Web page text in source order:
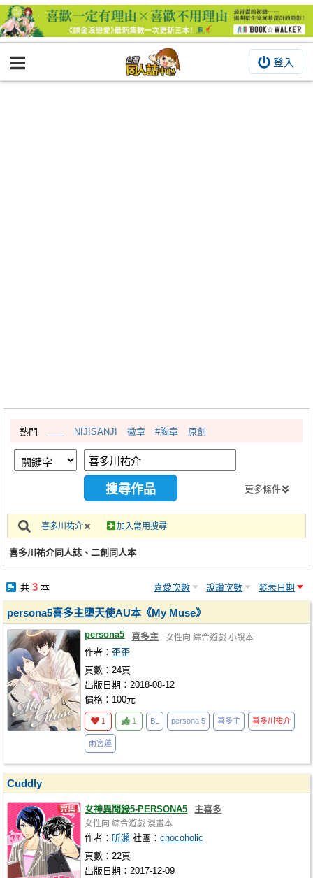
登入
BOOKY書集倉庫
繪圖藝廊
交流中心
攤位轉讓區
會員中心
註冊會員
熱門 NIJISANJI 徽章 #胸章 原創
更多條件
喜多川祐介 加入常用搜尋
喜多川祐介同人誌、二創同人本
共 3本 喜愛次數 說讚次數 發表日期
persona5喜多主墮天使AU本《My Muse》
persona5 喜多主 女性向 綜合遊戲 小說本
作者： 歪歪
頁數：24頁
出版日期：2018-08-12
價格：100元
1 1 BL persona 5 喜多主 喜多川祐介
雨宮蓮
Cuddly
女神異聞錄5-PERSONA5 主喜多
女性向 綜合遊戲 漫畫本
作者： 昕瀨 社團：chocoholic
頁數：22頁
出版日期：2017-12-09